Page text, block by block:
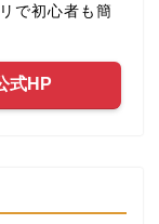
で初心者も簡
式HP